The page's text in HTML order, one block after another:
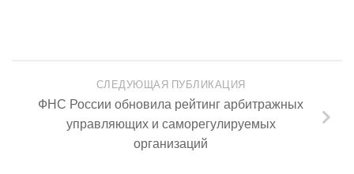
СЛЕДУЮЩАЯ ПУБЛИКАЦИЯ
ФНС России обновила рейтинг арбитражных
управляющих и саморегулируемых
организаций